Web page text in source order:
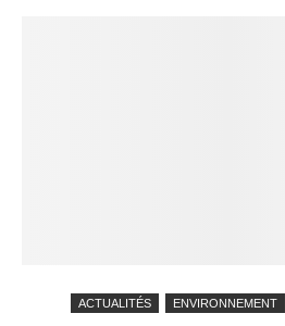
ACTUALITÉS ENVIRONNEMENT